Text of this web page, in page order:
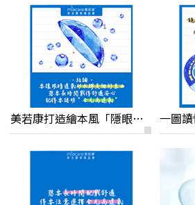
美若康打造繪本風「隱眼筆記」 帶大家快速了解新一代矽水膠知識